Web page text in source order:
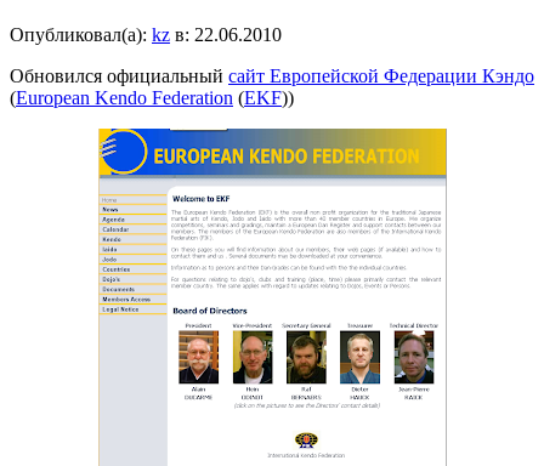
Опубликовал(а): kz в: 22.06.2010
Обновился официальный сайт Европейской Федерации Кэндо
(European Kendo Federation (EKF))